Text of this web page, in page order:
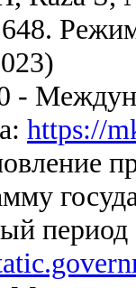
https://